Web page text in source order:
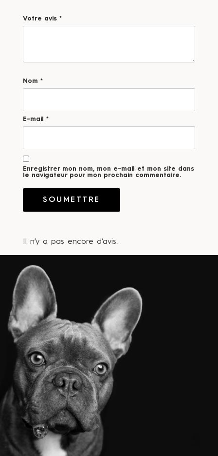
Il n’y a pas encore d’avis.
Votre avis *
Nom *
E-mail *
Enregistrer mon nom, mon e-mail et mon site dans
le navigateur pour mon prochain commentaire.